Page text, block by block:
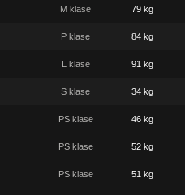
M klase 79 kg
P klase 84 kg
L klase 91 kg
S klase 34 kg
PS klase 46 kg
PS klase 52 kg
PS klase 51 kg